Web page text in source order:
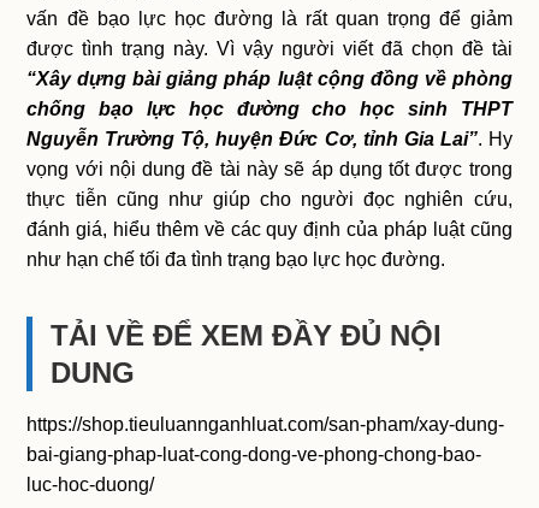
vấn đề bạo lực học đường là rất quan trọng để giảm
được tình trạng này. Vì vậy người viết đã chọn đề tài
“Xây dựng bài giảng pháp luật cộng đồng về phòng
chống bạo lực học đường cho học sinh THPT
Nguyễn Trường Tộ, huyện Đức Cơ, tỉnh Gia Lai”. Hy
vọng với nội dung đề tài này sẽ áp dụng tốt được trong
thực tiễn cũng như giúp cho người đọc nghiên cứu,
đánh giá, hiểu thêm về các quy định của pháp luật cũng
như hạn chế tối đa tình trạng bạo lực học đường.
TẢI VỀ ĐỂ XEM ĐẦY ĐỦ NỘI
DUNG
https://shop.tieuluannganhluat.com/san-pham/xay-dung-
bai-giang-phap-luat-cong-dong-ve-phong-chong-bao-
luc-hoc-duong/